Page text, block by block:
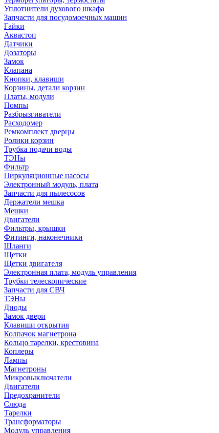
Уплотнители духового шкафа
Запчасти для посудомоечных машин
Гайки
Аквастоп
Датчики
Дозаторы
Замок
Клапана
Кнопки, клавиши
Корзины, детали корзин
Платы, модули
Помпы
Разбрызгиватели
Расходомер
Ремкомплект дверцы
Ролики корзин
Трубка подачи воды
ТЭНы
Фильтр
Циркуляционные насосы
Электронный модуль, плата
Запчасти для пылесосов
Держатели мешка
Мешки
Двигатели
Фильтры, крышки
Фитинги, наконечники
Шланги
Щетки
Щетки двигателя
Электронная плата, модуль управления
Трубки телескопические
Запчасти для СВЧ
ТЭНы
Диоды
Замок двери
Клавиши открытия
Колпачок магнетрона
Кольцо тарелки, крестовина
Коплеры
Лампы
Магнетроны
Микровыключатели
Двигатели
Предохранители
Слюда
Тарелки
Трансформаторы
Модуль управления